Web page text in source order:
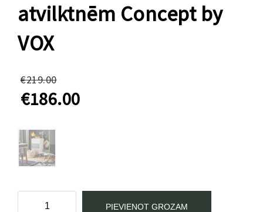
atvilktnēm Concept by
VOX
€219.00
price
was:
€186.00
Current
is:
€186.00.
PIEVIENOT GROZAM